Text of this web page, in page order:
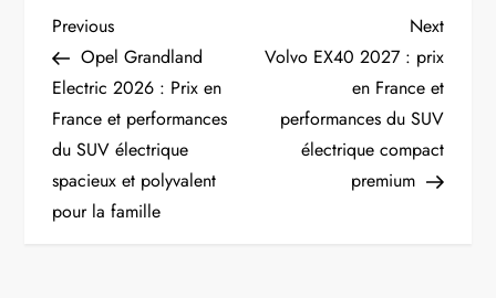
N
a
v
i
Previous
Post
Previous
Opel Grandland
Electric 2026 : Prix en
France et performances
du SUV électrique
spacieux et polyvalent
pour la famille
Next
Post
Next
Volvo EX40 2027 : prix
en France et
performances du SUV
électrique compact
premium